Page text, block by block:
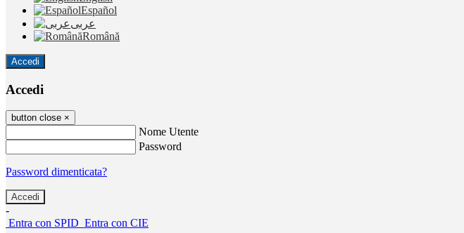
Español
عربى
Română
Accedi
Accedi
button close ×
Nome Utente
Password
Password dimenticata?
-
Entra con SPID Entra con CIE